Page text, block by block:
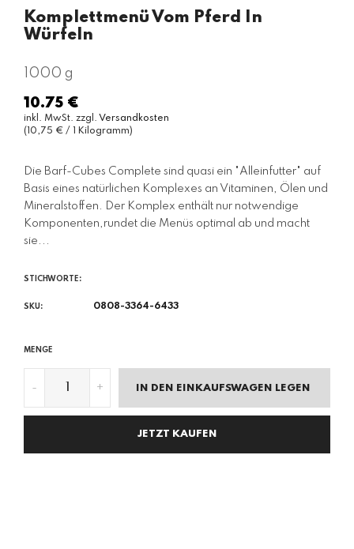
Komplettmenü Vom Pferd In
Würfeln
1000 g
Normaler
Preis
10.75 €
inkl. MwSt. zzgl. Versandkosten
(10,75 € / 1 Kilogramm)
Die Barf-Cubes Complete sind quasi ein "Alleinfutter" auf
Basis eines natürlichen Komplexes an Vitaminen, Ölen und
Mineralstoffen. Der Komplex enthält nur notwendige
Komponenten,rundet die Menüs optimal ab und macht
sie...
STICHWORTE:
SKU: 0808-3364-6433
MENGE
- + IN DEN EINKAUFSWAGEN LEGEN
JETZT KAUFEN